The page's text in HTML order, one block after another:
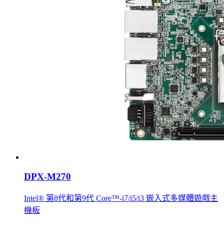
DPX-M270
Intel® 第8代和第9代 Core™-i7/i5/i3 嵌入式多媒體遊戲主
機板